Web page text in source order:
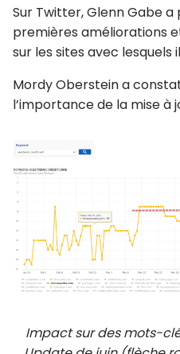
Sur Twitter, Glenn Gabe
premières améliorations
sur les sites avec lesquels
Mordy Oberstein a
l’importance de la mise à
Impact sur des mots-